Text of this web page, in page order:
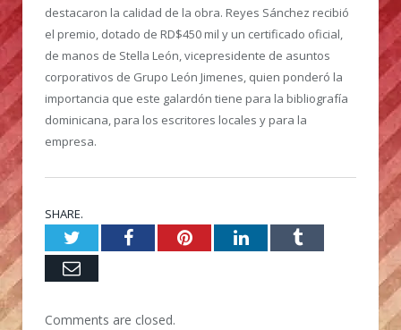
destacaron la calidad de la obra. Reyes Sánchez recibió
el premio, dotado de RD$450 mil y un certificado oficial,
de manos de Stella León, vicepresidente de asuntos
corporativos de Grupo León Jimenes, quien ponderó la
importancia que este galardón tiene para la bibliografía
dominicana, para los escritores locales y para la
empresa.
SHARE.
TwitterFacebookPinterestLinkedInTumblr
Email
Comments are closed.